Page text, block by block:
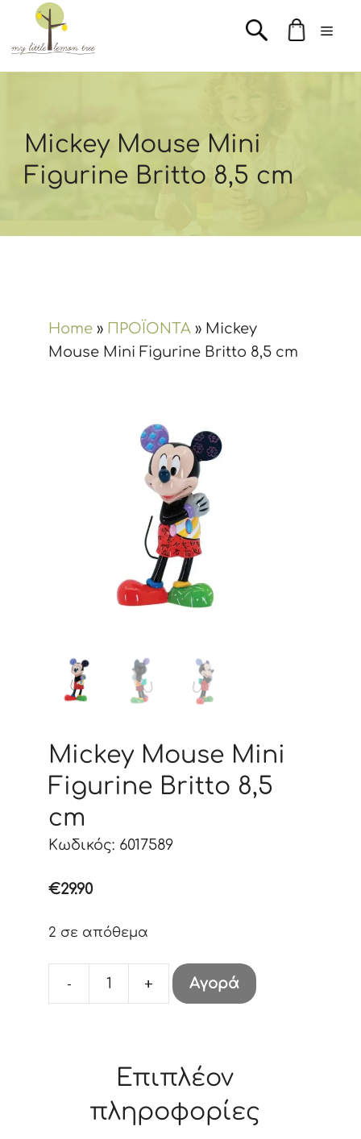
Μετάβαση
περιεχόμενο
Mickey Mouse Mini
Figurine Britto 8,5 cm
Home » ΠΡΟΪΟΝΤΑ » Mickey
Mouse Mini Figurine Britto 8,5 cm
Mickey Mouse Mini
Figurine Britto 8,5
cm
Κωδικός: 6017589
€29.90
2 σε απόθεμα
-
Mickey
Figurine
Britto
8,5
cm
+ Αγορά
Επιπλέον
πληροφορίες